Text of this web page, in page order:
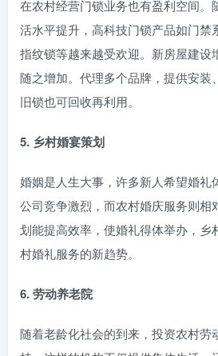
在农村经营门锁业务也有盈利空间。
活水平提升，高科技门锁产品如门禁
指纹锁等越来越受欢迎。新房屋建设
随之增加。代理多个品牌，提供安装
旧锁也可回收再利用。
5. 乡村婚宴策划
婚姻是人生大事，许多新人希望婚礼
公司竞争激烈，而农村婚庆服务则相
划能提高效率，使婚礼得体举办，乡
村婚礼服务的新趋势。
6. 劳动养老院
随着老龄化社会的到来，投资农村劳